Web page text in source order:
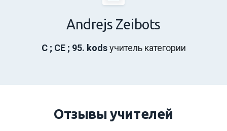
Andrejs Zeibots
C ; CE ; 95. kodsучитель категории
Отзывы учителей